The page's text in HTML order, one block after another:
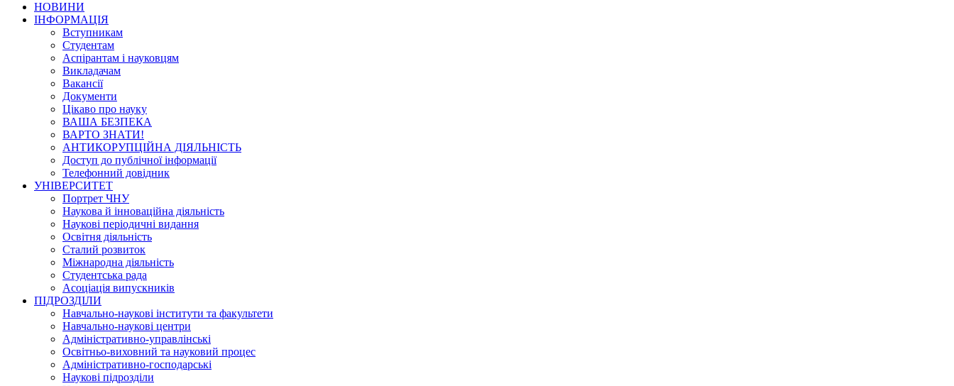
НОВИНИ
ІНФОРМАЦІЯ
Вступникам
Студентам
Аспірантам і науковцям
Викладачам
Вакансії
Документи
Цікаво про науку
ВАША БЕЗПЕКА
ВАРТО ЗНАТИ!
АНТИКОРУПЦІЙНА ДІЯЛЬНІСТЬ
Доступ до публічної інформації
Телефонний довідник
УНІВЕРСИТЕТ
Портрет ЧНУ
Наукова й інноваційна діяльність
Наукові періодичні видання
Освітня діяльність
Сталий розвиток
Міжнародна діяльність
Студентська рада
Асоціація випускників
ПІДРОЗДІЛИ
Навчально-наукові інститути та факультети
Навчально-наукові центри
Адміністративно-управлінські
Освітньо-виховний та науковий процес
Адміністративно-господарські
Наукові підрозділи